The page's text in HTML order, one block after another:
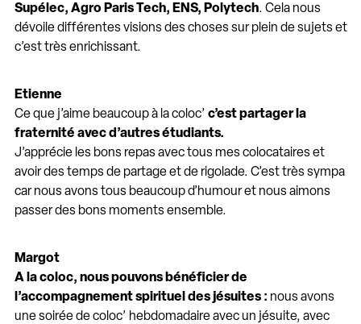
Supélec, Agro Paris Tech, ENS, Polytech. Cela nous
dévoile différentes visions des choses sur plein de sujets et
c’est très enrichissant.
Etienne
Ce que j’aime beaucoup à la coloc’ c’est partager la
fraternité avec d’autres étudiants.
J’apprécie les bons repas avec tous mes colocataires et
avoir des temps de partage et de rigolade. C’est très sympa
car nous avons tous beaucoup d’humour et nous aimons
passer des bons moments ensemble.
Margot
A la coloc, nous pouvons bénéficier de
l’accompagnement spirituel des jésuites : nous avons
une soirée de coloc’ hebdomadaire avec un jésuite, avec